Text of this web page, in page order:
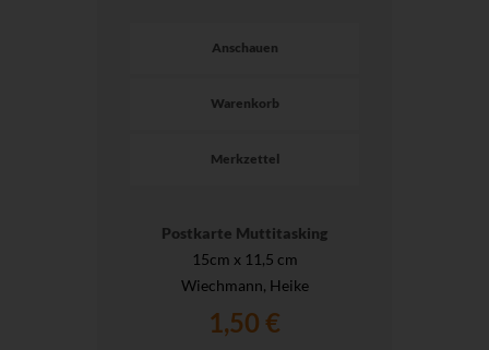
Anschauen
Warenkorb
Merkzettel
Postkarte Muttitasking
15cm x 11,5 cm
Wiechmann, Heike
1,50 €